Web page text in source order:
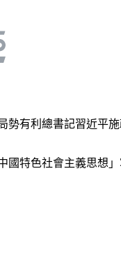
勢有利總書記習近平
特色社會主義思想